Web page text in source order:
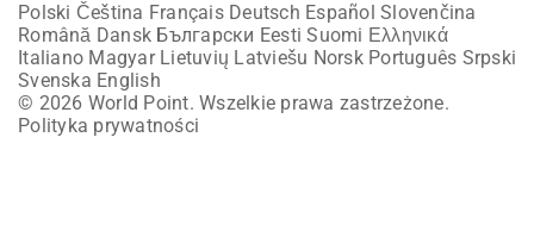
Polski Čeština Français Deutsch Español Slovenčina
Română Dansk Български Eesti Suomi Ελληνικά
Italiano Magyar Lietuvių Latviešu Norsk Português Srpski
Svenska English
© 2026 World Point. Wszelkie prawa zastrzeżone.
Polityka prywatności